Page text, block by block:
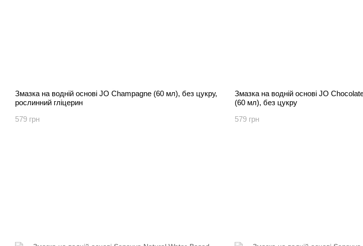
Змазка на водній основі JO Champagne (60 мл), без цукру,
рослинний гліцерин
579 грн
Змазка на водній основі JO
(60 мл), без цукру
579 грн